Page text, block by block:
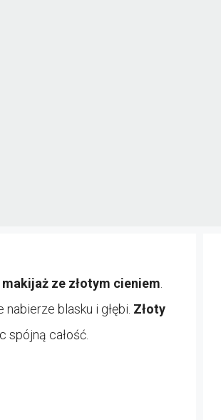
makijaż ze złotym cieniem
blasku i głębi. Złoty
spójną całość.